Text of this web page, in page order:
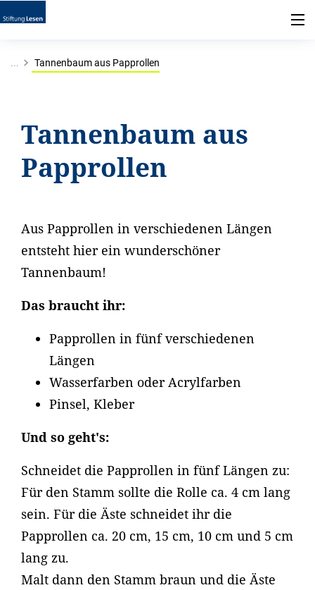
... Tannenbaum aus Papprollen
Tannenbaum aus
Papprollen
Aus Papprollen in verschiedenen Längen
entsteht hier ein wunderschöner
Tannenbaum!
Das braucht ihr:
Papprollen in fünf verschiedenen
Längen
Wasserfarben oder Acrylfarben
Pinsel, Kleber
Und so geht's:
Schneidet die Papprollen in fünf Längen zu:
Für den Stamm sollte die Rolle ca. 4 cm lang
sein. Für die Äste schneidet ihr die
Papprollen ca. 20 cm, 15 cm, 10 cm und 5 cm
lang zu.
Malt dann den Stamm braun und die Äste